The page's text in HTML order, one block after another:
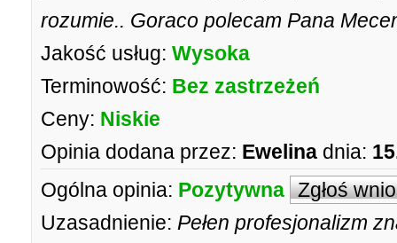
rozumie.. Goraco polecam Pana
Jakość usług: Wysoka
Terminowość: Bez zastrzeżeń
Ceny: Niskie
Opinia dodana przez: Ewelina dnia:
Ogólna opinia: Pozytywna Zgłoś
Uzasadnienie: Pełen profesjonalizm